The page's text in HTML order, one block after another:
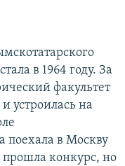
в 1964 году. За
факультет
устроилась на
поехала в Москву
прошла конкурс, но